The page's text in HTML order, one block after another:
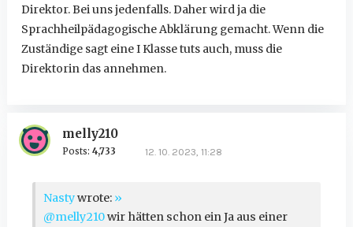
Direktor. Bei uns jedenfalls. Daher wird ja die
Sprachheilpädagogische Abklärung gemacht. Wenn die
Zuständige sagt eine I Klasse tuts auch, muss die
Direktorin das annehmen.
melly210
Posts: 4,733 12. 10. 2023, 11:28
Nastywrote: »
@melly210wir hätten schon ein Ja aus einer